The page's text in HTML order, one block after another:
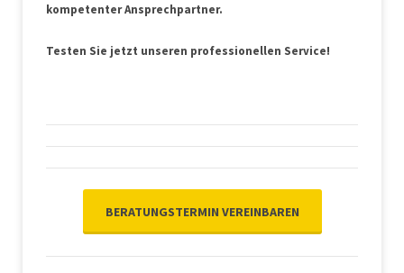
kompetenter Ansprechpartner.
Testen Sie jetzt unseren professionellen Service!
BERATUNGSTERMIN VEREINBAREN